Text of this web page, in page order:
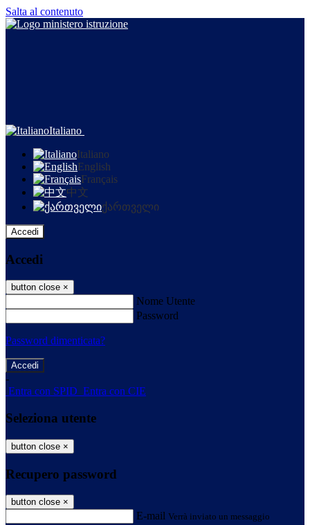
Salta al contenuto
Italiano
Italiano
English
Français
中文
ქართველი
Accedi
Accedi
button close ×
Nome Utente
Password
Password dimenticata?
-
Entra con SPID Entra con CIE
Seleziona utente
button close ×
Recupero password
button close ×
E-mail Verrà inviato un messaggio